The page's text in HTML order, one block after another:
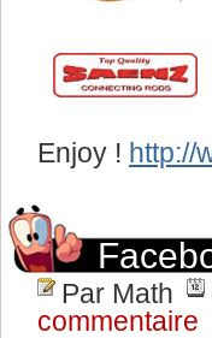
Enjoy ! http://
Par Math
commentaire